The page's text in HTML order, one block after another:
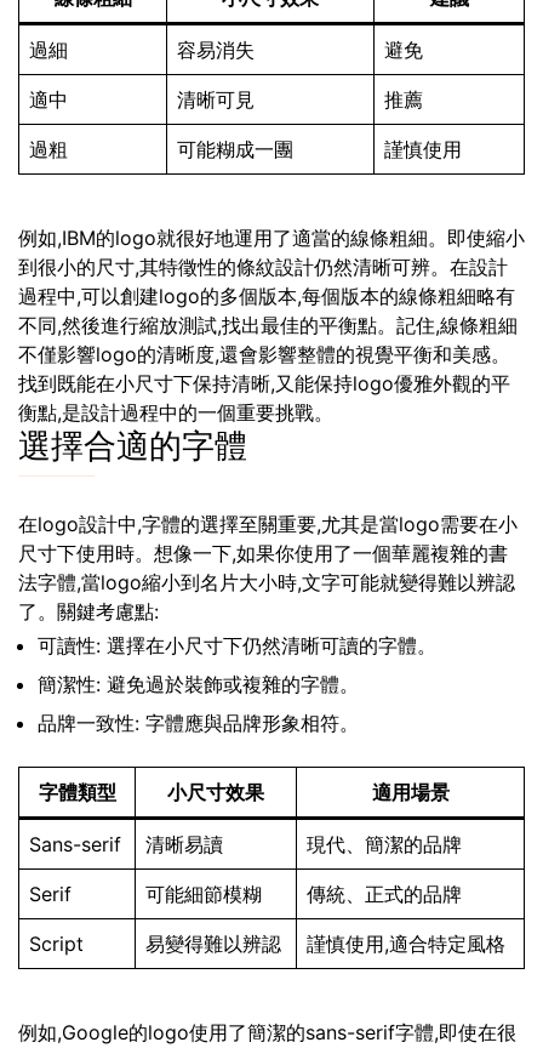
過細 容易消失 避免
適中 清晰可見 推薦
過粗 可能糊成一團 謹慎使用
例如,IBM的logo就很好地運用了適當的線條粗細。即使縮小
到很小的尺寸,其特徵性的條紋設計仍然清晰可辨。在設計
過程中,可以創建logo的多個版本,每個版本的線條粗細略有
不同,然後進行縮放測試,找出最佳的平衡點。記住,線條粗細
不僅影響logo的清晰度,還會影響整體的視覺平衡和美感。
找到既能在小尺寸下保持清晰,又能保持logo優雅外觀的平
衡點,是設計過程中的一個重要挑戰。
選擇合適的字體
在logo設計中,字體的選擇至關重要,尤其是當logo需要在小
尺寸下使用時。想像一下,如果你使用了一個華麗複雜的書
法字體,當logo縮小到名片大小時,文字可能就變得難以辨認
了。關鍵考慮點:
可讀性: 選擇在小尺寸下仍然清晰可讀的字體。
簡潔性: 避免過於裝飾或複雜的字體。
品牌一致性: 字體應與品牌形象相符。
字體類型 小尺寸效果 適用場景
Sans-serif 清晰易讀 現代、簡潔的品牌
Serif 可能細節模糊 傳統、正式的品牌
Script 易變得難以辨認 謹慎使用,適合特定風格
例如,Google的logo使用了簡潔的sans-serif字體,即使在很